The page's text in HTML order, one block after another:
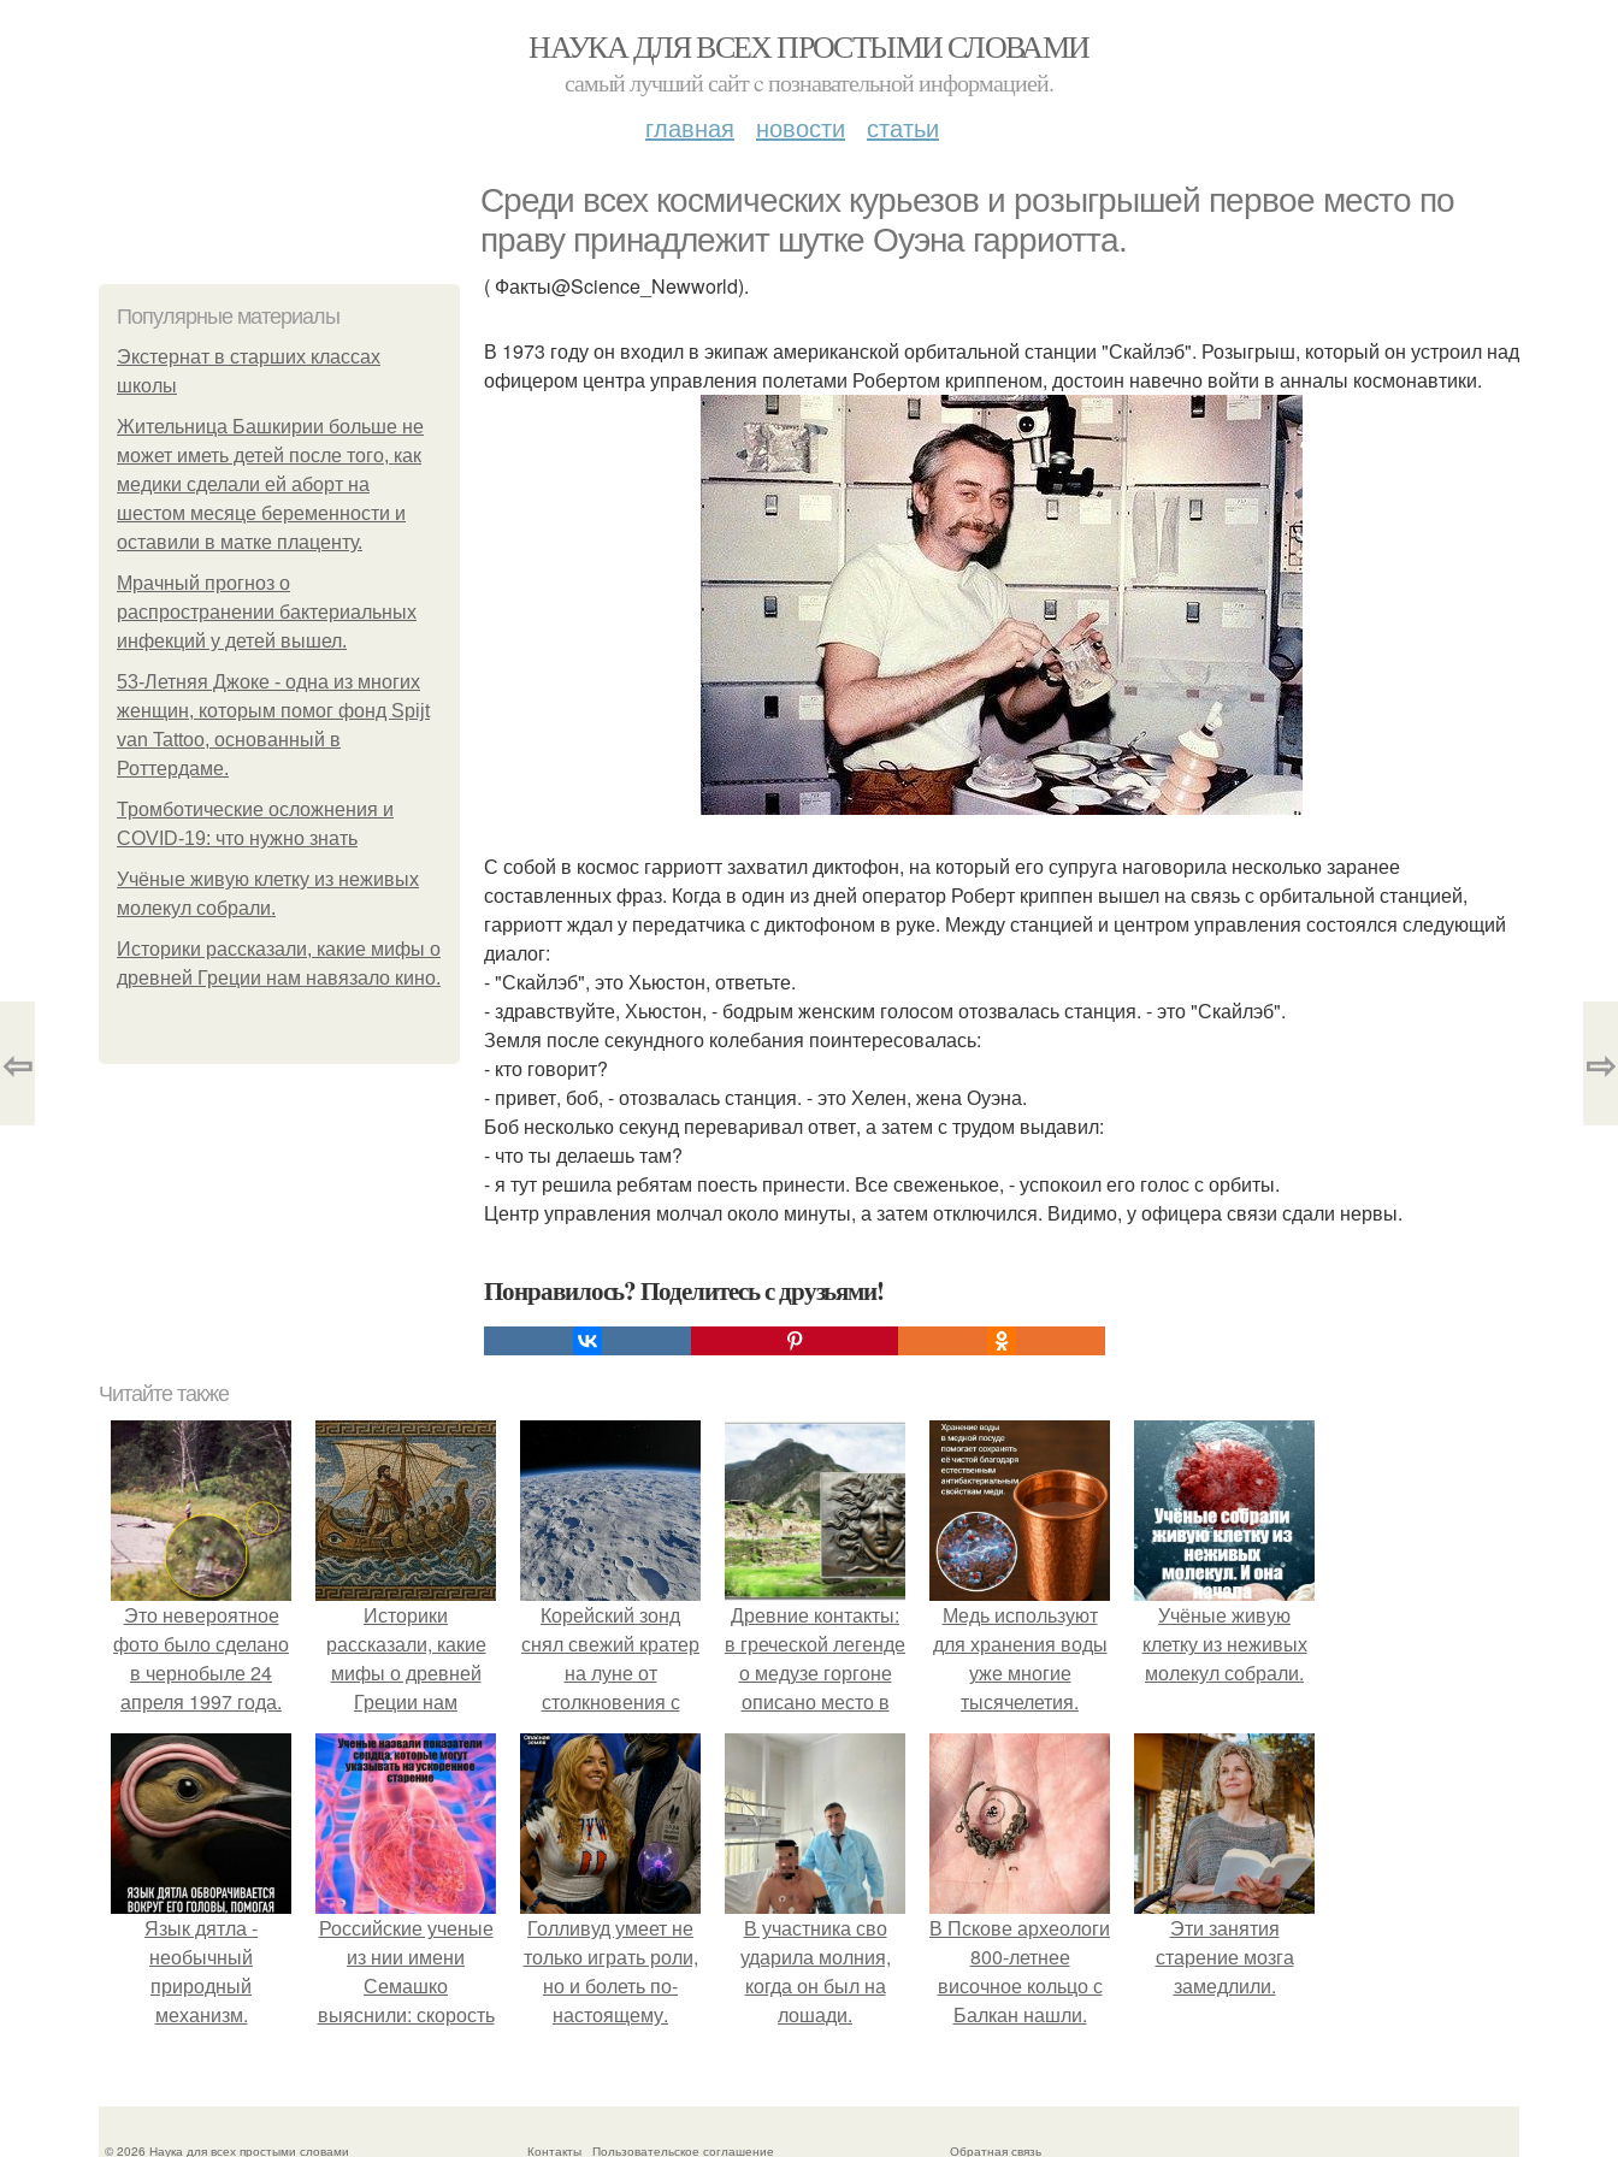
НАУКА ДЛЯ ВСЕХ ПРОСТЫМИ СЛОВАМИ
самый лучший сайт c познавательной информацией.
главная новости статьи
Среди всех космических курьезов и розыгрышей первое место по
праву принадлежит шутке Оуэна гарриотта.
Популярные материалы
Экстернат в старших классах
школы
Жительница Башкирии больше не
может иметь детей после того, как
медики сделали ей аборт на
шестом месяце беременности и
оставили в матке плаценту.
Мрачный прогноз о
распространении бактериальных
инфекций у детей вышел.
53-Летняя Джоке - одна из многих
женщин, которым помог фонд Spijt
van Tattoo, основанный в
Роттердаме.
Тромботические осложнения и
COVID-19: что нужно знать
Учёные живую клетку из неживых
молекул собрали.
Историки рассказали, какие мифы о
древней Греции нам навязало кино.
( Факты@Science_Newworld).
В 1973 году он входил в экипаж американской орбитальной станции "Скайлэб". Розыгрыш, который он устроил над
офицером центра управления полетами Робертом криппеном, достоин навечно войти в анналы космонавтики.
С собой в космос гарриотт захватил диктофон, на который его супруга наговорила несколько заранее
составленных фраз. Когда в один из дней оператор Роберт криппен вышел на связь с орбитальной станцией,
гарриотт ждал у передатчика с диктофоном в руке. Между станцией и центром управления состоялся следующий
диалог:
- "Скайлэб", это Хьюстон, ответьте.
- здравствуйте, Хьюстон, - бодрым женским голосом отозвалась станция. - это "Скайлэб".
Земля после секундного колебания поинтересовалась:
- кто говорит?
- привет, боб, - отозвалась станция. - это Хелен, жена Оуэна.
Боб несколько секунд переваривал ответ, а затем с трудом выдавил:
- что ты делаешь там?
- я тут решила ребятам поесть принести. Все свеженькое, - успокоил его голос с орбиты.
Центр управления молчал около минуты, а затем отключился. Видимо, у офицера связи сдали нервы.
Понравилось? Поделитесь с друзьями!
⇦ ⇨
Читайте также
Это невероятное
фото было сделано
в чернобыле 24
апреля 1997 года.
Историки
рассказали, какие
мифы о древней
Греции нам
навязало кино.
Корейский зонд
снял свежий кратер
на луне от
столкновения с
обломком Falcon 9.
Древние контакты:
в греческой легенде
о медузе горгоне
описано место в
перу?
Медь используют
для хранения воды
уже многие
тысячелетия.
Учёные живую
клетку из неживых
молекул собрали.
Язык дятла -
необычный
природный
механизм.
Российские ученые
из нии имени
Семашко
выяснили: скорость
состояния сосудов
Голливуд умеет не
только играть роли,
но и болеть по-
настоящему.
В участника сво
ударила молния,
когда он был на
лошади.
В Пскове археологи
800-летнее
височное кольцо с
Балкан нашли.
Эти занятия
старение мозга
замедлили.
© 2026 Наука для всех простыми словами Контакты Пользовательское соглашение Обратная связь